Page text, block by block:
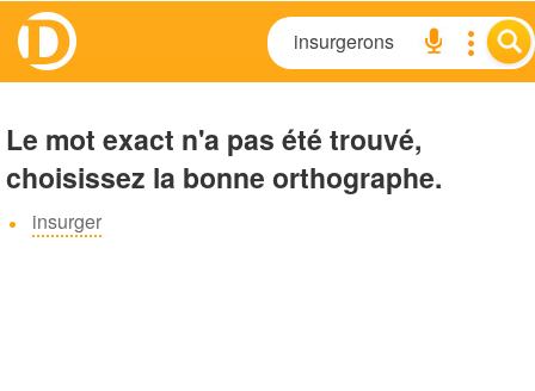
Le mot exact n'a pas été trouvé,
choisissez la bonne orthographe.
insurger